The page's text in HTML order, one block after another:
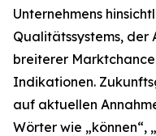
Unternehmens
Qualitätssystems, der
breiterer
Indikationen.
auf aktuellen
Wörter wie „können“,